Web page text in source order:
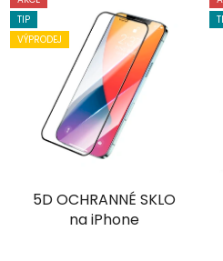
TIP
VÝPRODEJ
5D OCHRANNÉ SKLO
na iPhone